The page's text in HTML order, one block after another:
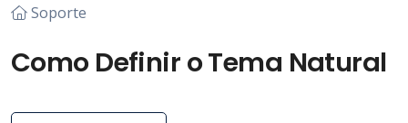
Soporte
Como Definir o Tema Natural